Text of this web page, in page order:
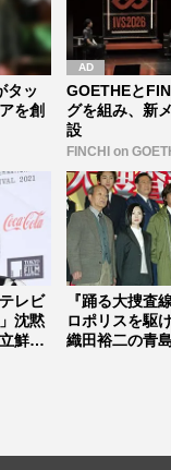
タッ
を創
GOETHEと
グを組み、新
設
FINCHI on
レビ
沈黙
鮮明
『踊る大捜査
ロポリスを駆
織田裕二の青